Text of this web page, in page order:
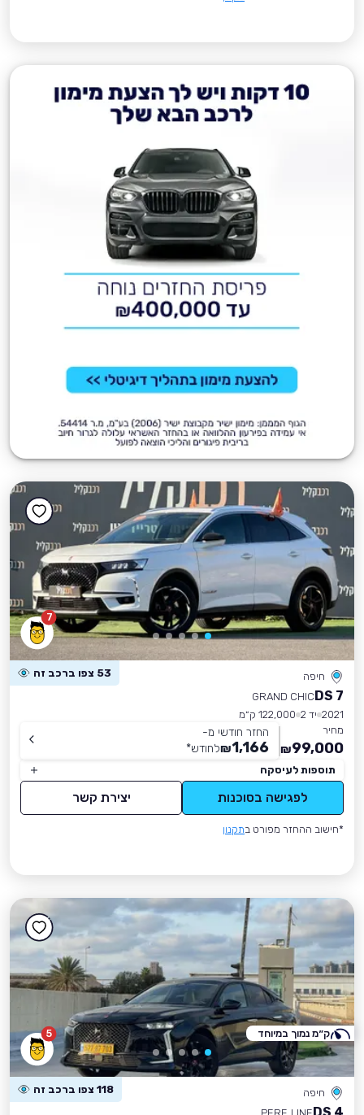
7
חיפה 53 צפו ברכב זה
DS 7
GRAND CHIC
2021 יד 2
122,000 ק״מ
מחיר
99,000
₪
החזר חודשי מ-
1,166
₪לחודש*
תוספות לעיסקה
לפגישה בסוכנות יצירת קשר
*חישוב ההחזר מפורט בתקנון
5
חיפה 118 צפו ברכב זה
ק״מ נמוך במיוחד